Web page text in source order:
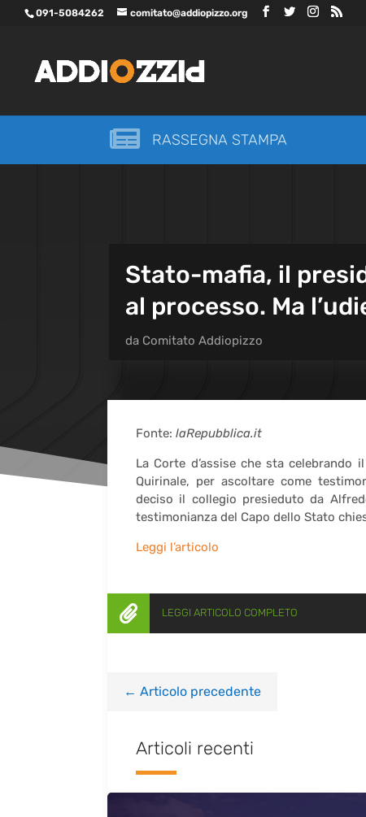
091-5084262 comitato@addiopizzo.org
 RASSEGNA STAMPA
Stato-mafia, il
al processo. Ma
da Comitato Addiopizzo
Fonte: laRepubblica.it
La Corte d’assise che sta
Quirinale, per ascoltare come
deciso il collegio presieduto da
testimonianza del Capo dello Stato
Leggi l’articolo
 LEGGI ARTICOLO COMPLETO
← Articolo precedente
Articoli recenti